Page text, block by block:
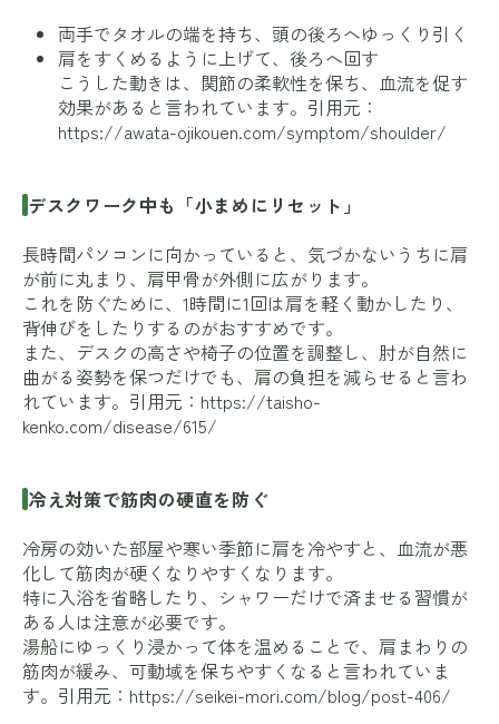
両手でタオルの端を持ち、頭の後ろへゆっくり引く
肩をすくめるように上げて、後ろへ回す
こうした動きは、関節の柔軟性を保ち、血流を促す
効果があると言われています。引用元：
https://awata-ojikouen.com/symptom/shoulder/
デスクワーク中も「小まめにリセット」
長時間パソコンに向かっていると、気づかないうちに肩
が前に丸まり、肩甲骨が外側に広がります。
これを防ぐために、1時間に1回は肩を軽く動かしたり、
背伸びをしたりするのがおすすめです。
また、デスクの高さや椅子の位置を調整し、肘が自然に
曲がる姿勢を保つだけでも、肩の負担を減らせると言わ
れています。引用元： https://taisho-
kenko.com/disease/615/
冷え対策で筋肉の硬直を防ぐ
冷房の効いた部屋や寒い季節に肩を冷やすと、血流が悪
化して筋肉が硬くなりやすくなります。
特に入浴を省略したり、シャワーだけで済ませる習慣が
ある人は注意が必要です。
湯船にゆっくり浸かって体を温めることで、肩まわりの
筋肉が緩み、可動域を保ちやすくなると言われていま
す。引用元： https://seikei-mori.com/blog/post-406/